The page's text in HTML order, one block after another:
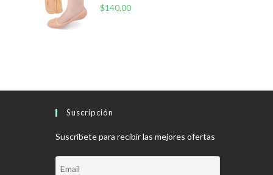
$140,00
Suscripción
Suscríbete para recibir las mejores ofertas